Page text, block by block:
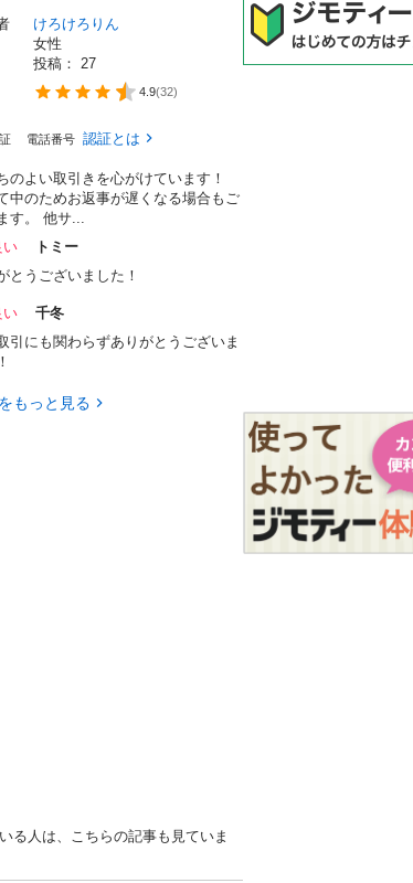
けろけろりん
女性
投稿： 27
4.9(32)
電話番号 認証とは
のよい取引きを心がけています！
中のためお返事が遅くなる場合もご
す。 他サ...
い
トミー
とうございました！
い
千冬
引にも関わらずありがとうございま
もっと見る
る人は、こちらの記事も見ていま